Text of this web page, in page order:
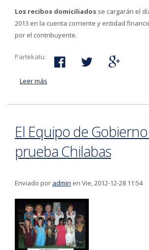
Los recibos domiciliados se cargarán el
2013 en la cuenta corriente y entidad
por el contribuyente.
Partekatu:
Leer más
las tasas de Basura,
El Equipo de
prueba Chilabas
Enviado por admin en Vie, 2012-12-28 11:54